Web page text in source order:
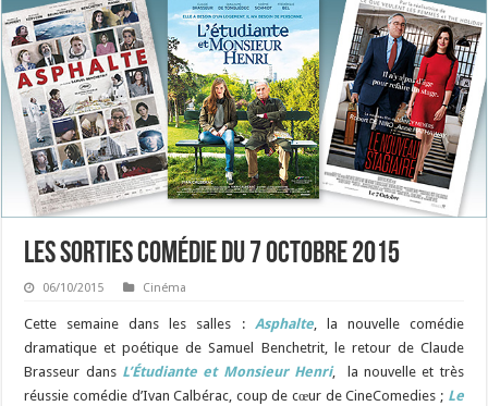
Les sorties Comédie du 7 octobre 2015
06/10/2015 Cinéma
Cette semaine dans les salles : Asphalte, la nouvelle comédie
dramatique et poétique de Samuel Benchetrit, le retour de Claude
Brasseur dans L’Étudiante et Monsieur Henri, la nouvelle et très
réussie comédie d’Ivan Calbérac, coup de cœur de CineComedies ; Le